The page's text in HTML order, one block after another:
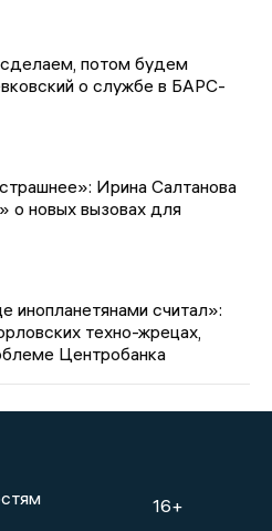
потом будем
о службе в БАРС-
Ирина Салтанова
о новых вызовах для
инопланетянами считал»:
техно-жрецах,
Центробанка
16+